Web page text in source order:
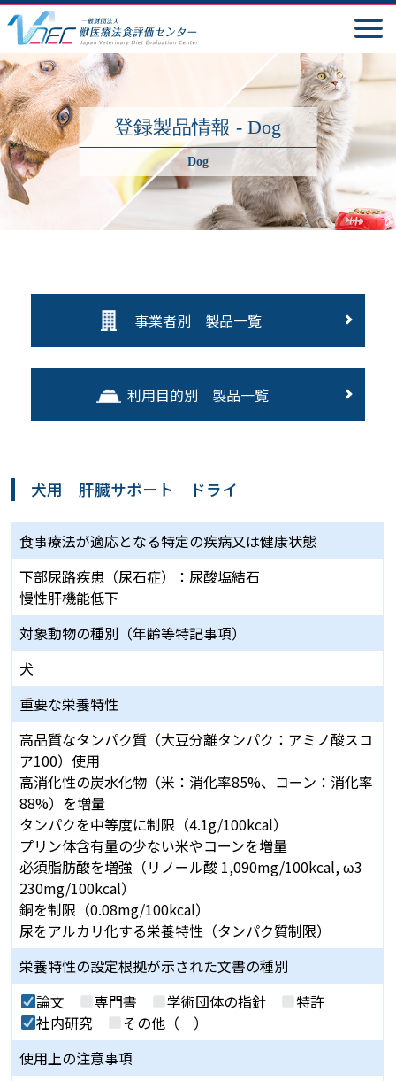
登録製品情報 - Dog
Dog
事業者別 製品一覧
利用目的別 製品一覧
犬用 肝臓サポート ドライ
食事療法が適応となる特定の疾病又は健康状態
下部尿路疾患（尿石症）：尿酸塩結石
慢性肝機能低下
対象動物の種別 （年齢等特記事項）
犬
重要な栄養特性
高品質なタンパク質（大豆分離タンパク：アミノ酸スコ
ア100）使用
高消化性の炭水化物（米：消化率85%、コーン：消化率
88%）を増量
タンパクを中等度に制限（4.1g/100kcal）
プリン体含有量の少ない米やコーンを増量
必須脂肪酸を増強（リノール酸 1,090mg/100kcal, ω3
230mg/100kcal）
銅を制限（0.08mg/100kcal）
尿をアルカリ化する栄養特性（タンパク質制限）
栄養特性の設定根拠が示された文書の種別
論文
専門書 学術団体の指針
特許
社内研究
その他（ ）
使用上の注意事項